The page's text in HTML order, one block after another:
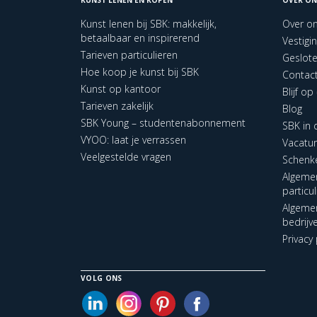
Kunst lenen bij SBK: makkelijk,
betaalbaar en inspirerend
Tarieven particulieren
Hoe koop je kunst bij SBK
Kunst op kantoor
Tarieven zakelijk
SBK Young – studentenabonnement
VYOO: laat je verrassen
Veelgestelde vragen
Over
Blijf op
Blog
SBK in
VOLG ONS